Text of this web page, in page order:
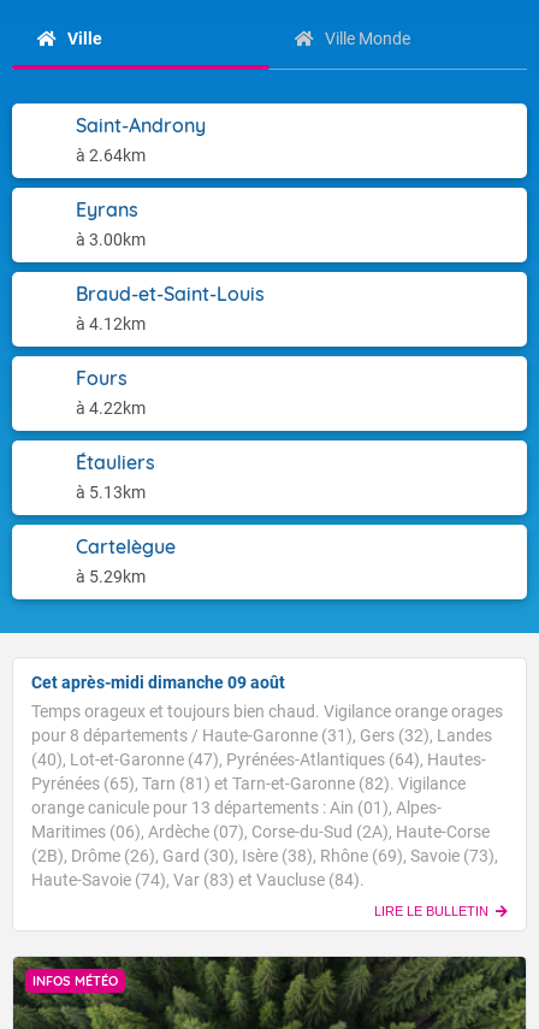
Ville Ville Monde
Saint-Androny
à 2.64km
Eyrans
à 3.00km
Braud-et-Saint-Louis
à 4.12km
Fours
à 4.22km
Étauliers
à 5.13km
Cartelègue
à 5.29km
Cet après-midi dimanche 09 août
Temps orageux et toujours bien chaud. Vigilance orange orages
pour 8 départements / Haute-Garonne (31), Gers (32), Landes
(40), Lot-et-Garonne (47), Pyrénées-Atlantiques (64), Hautes-
Pyrénées (65), Tarn (81) et Tarn-et-Garonne (82). Vigilance
orange canicule pour 13 départements : Ain (01), Alpes-
Maritimes (06), Ardèche (07), Corse-du-Sud (2A), Haute-Corse
(2B), Drôme (26), Gard (30), Isère (38), Rhône (69), Savoie (73),
Haute-Savoie (74), Var (83) et Vaucluse (84).
LIRE LE BULLETIN
INFOS MÉTÉO